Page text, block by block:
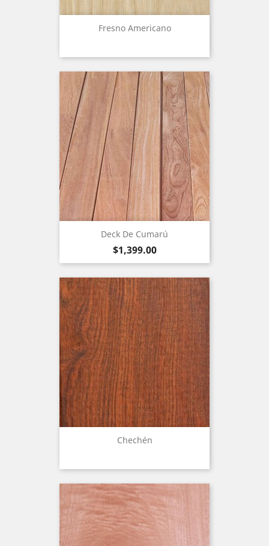
Fresno Americano
Deck De Cumarú
Precio
$1,399.00
Chechén